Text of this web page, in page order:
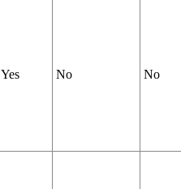
Yes No No